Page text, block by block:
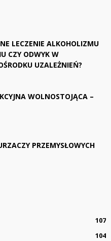
LECZENIE ALKOHOLIZMU
CZY ODWYK W
UZALEŻNIEŃ?
WOLNOSTOJĄCA –
PRZEMYSŁOWYCH
107
104